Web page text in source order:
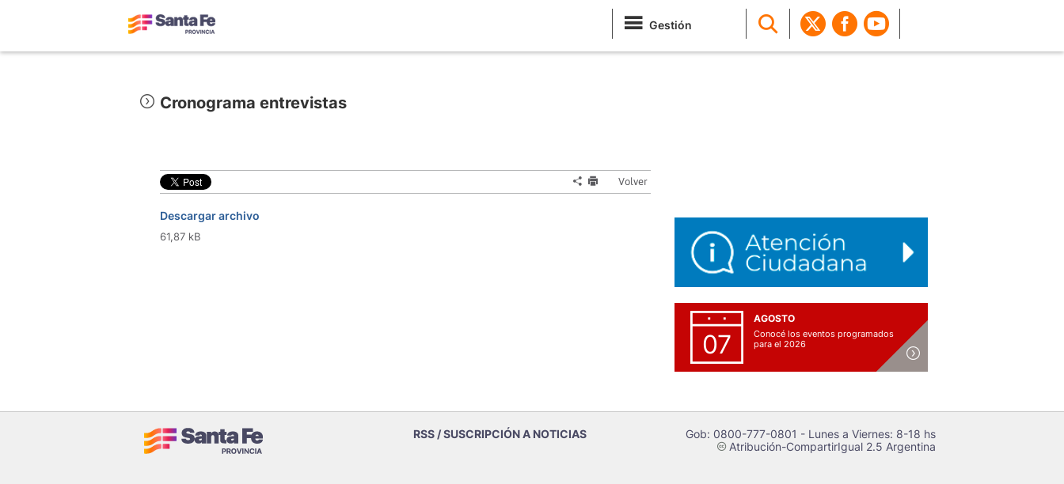
Gestión
Cronograma entrevistas
Volver
Descargar archivo
61,87 kB
07
AGOSTO
Conocé los eventos programados
para el 2026
RSS / SUSCRIPCIÓN A NOTICIAS Gob: 0800-777-0801 - Lunes a Viernes: 8-18 hs
cAtribución-CompartirIgual 2.5 Argentina